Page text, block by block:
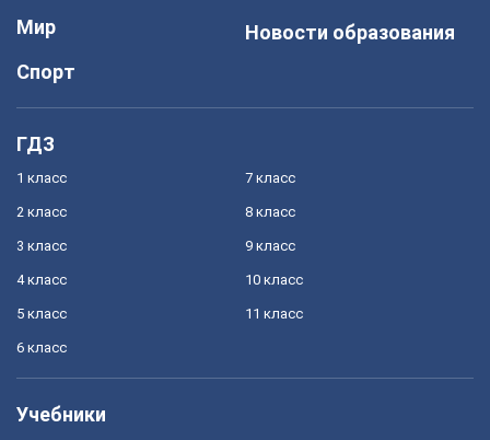
Мир
Спорт
Новости образования
ГДЗ
1 класс
2 класс
3 класс
4 класс
5 класс
6 класс
7 класс
8 класс
9 класс
10 класс
11 класс
Учебники